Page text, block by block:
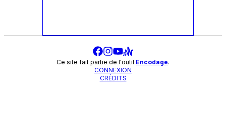
Ce site fait partie de l'outil Encodage.
CONNEXION
CRÉDITS